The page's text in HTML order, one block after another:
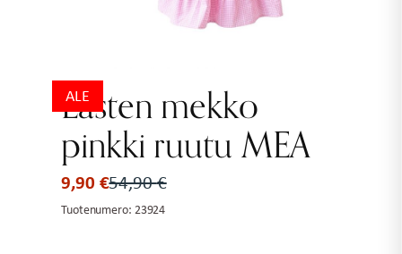
ALE
Lasten mekko
pinkki ruutu MEA
54,90€
Alkuperäinen
hinta
9,90 €
Nykyinen
hinta
Tuotenumero: 23924